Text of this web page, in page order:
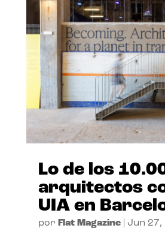
Lo de los
arquitectos
UIA en
por Flat Magazine| Jun 27,